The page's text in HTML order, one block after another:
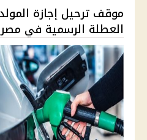
العطلة الرسمية في مصر